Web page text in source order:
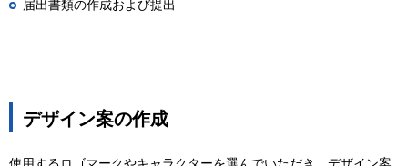
届出書類の作成および提出
デザイン案の作成